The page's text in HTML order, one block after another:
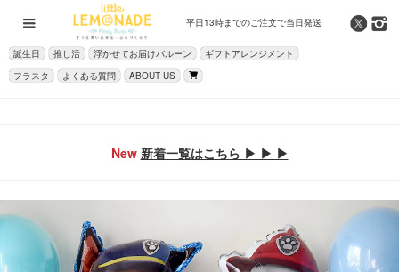
平日13時までのご注文で当日発送
誕生日 推し活 浮かせてお届けバルーン
ギフトアレンジメント
フラスタ
よくある質問 ABOUT US
New 新着一覧はこちら ▶ ▶ ▶